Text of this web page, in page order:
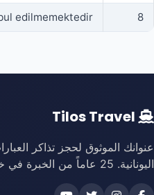
8
edilmemektedir.
عنوانك الموثوق لحجز تذاكر
اليونانية. 25 عاماً من الخبرة في خدمتكم.